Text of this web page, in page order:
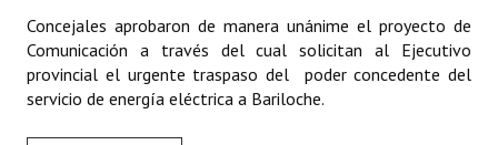
Mujeres que Dejaron Huellas - Registro
Periodistas Decanos - Registro
Ciudadano Ilustre - Registro
Concejales aprobaron de manera unánime el proyecto de
Comunicación a través del cual solicitan al Ejecutivo
provincial el urgente traspaso del poder concedente del
servicio de energía eléctrica a Bariloche.